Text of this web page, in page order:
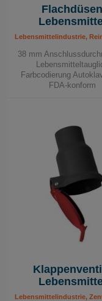
DC
2900 H
a
STATIONÄRE
Vorabscheider
Lebensmittel
Verbinder
S 21000
DC 11-
Flachdüsen
Lebensmittelindustrie,
38 mm
Farbcodierung
FDA-konform
Lebensmittelindustrie,